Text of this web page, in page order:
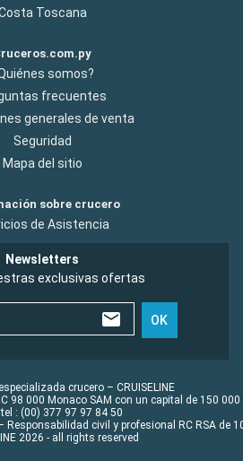
Toscana
somos?
frecuentes
generales de venta
Seguridad
Mapa del sitio
sobre crucero
de Asistencia
Newsletters
exclusivas ofertas
OK
crucero – CRUISELINE
98 000 Monaco SAM con un capital de 150 000
: (00) 377 97 97 84 50
civil y profesional RC RSA de
2026 - all rights reserved